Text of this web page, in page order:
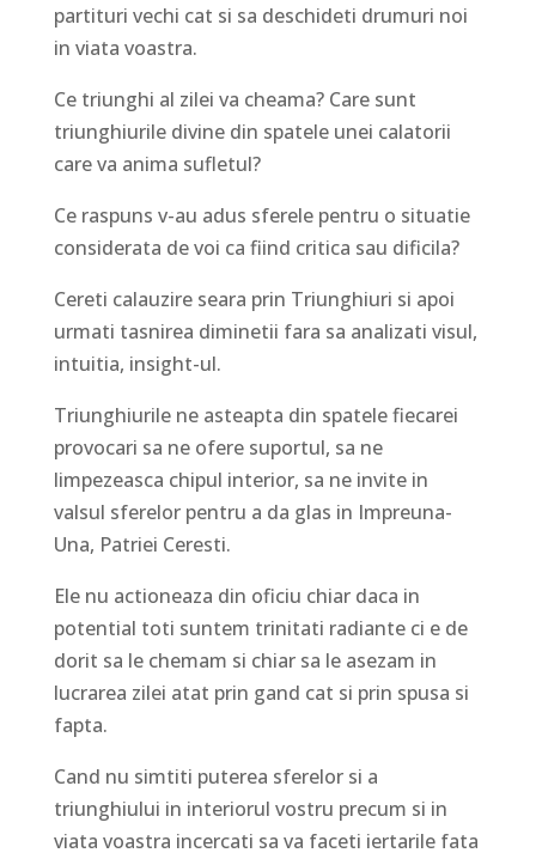
partituri vechi cat si sa deschideti drumuri noi
in viata voastra.
Ce triunghi al zilei va cheama? Care sunt
triunghiurile divine din spatele unei calatorii
care va anima sufletul?
Ce raspuns v-au adus sferele pentru o situatie
considerata de voi ca fiind critica sau dificila?
Cereti calauzire seara prin Triunghiuri si apoi
urmati tasnirea diminetii fara sa analizati visul,
intuitia, insight-ul.
Triunghiurile ne asteapta din spatele fiecarei
provocari sa ne ofere suportul, sa ne
limpezeasca chipul interior, sa ne invite in
valsul sferelor pentru a da glas in Impreuna-
Una, Patriei Ceresti.
Ele nu actioneaza din oficiu chiar daca in
potential toti suntem trinitati radiante ci e de
dorit sa le chemam si chiar sa le asezam in
lucrarea zilei atat prin gand cat si prin spusa si
fapta.
Cand nu simtiti puterea sferelor si a
triunghiului in interiorul vostru precum si in
viata voastra incercati sa va faceti iertarile fata